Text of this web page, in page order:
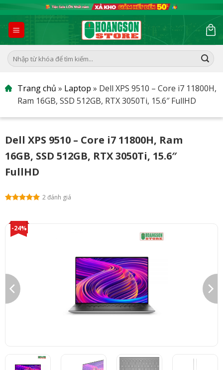
to
content
Tìm
kiếm:
Trang chủ » Laptop » Dell XPS 9510 – Core i7 11800H,
Ram 16GB, SSD 512GB, RTX 3050Ti, 15.6″ FullHD
Dell XPS 9510 – Core i7 11800H, Ram
16GB, SSD 512GB, RTX 3050Ti, 15.6″
FullHD
2 đánh giá
-24%